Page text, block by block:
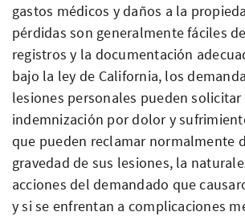
gastos médicos y daños a la
pérdidas son generalmente fáciles
registros y la documentación
bajo la ley de California, los
lesiones personales pueden solicitar
indemnización por dolor y
que pueden reclamar normalmente
gravedad de sus lesiones, la
acciones del demandado que
y si se enfrentan a complicaciones